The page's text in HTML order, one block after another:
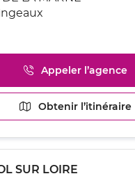
PUY
Appeler l’agence
Afficher
le
numéro
de
du
point
de
vente
Obtenir l’itinéraire
jusqu'au
de
vente
YSSINGEAUX
SUR LOIRE